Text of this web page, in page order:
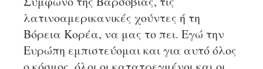
λατινοαμερικανικές χούντες ή τη
Βόρεια Κορέα, να μας το πει. Εγώ την
Ευρώπη εμπιστεύομαι και για αυτό όλος